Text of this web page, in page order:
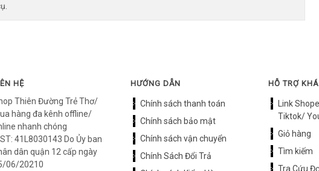
HỆ
Thiên Đường Trẻ Thơ/
hàng đa kênh offline/
nhanh chóng
41L8030143 Do Ủy ban
dân quận 12 cấp ngày
06/20210
HƯỚNG DẪN
Chính sách thanh toán
Chính sách bảo mật
Chính sách vận chuyển
Chính Sách Đổi Trả
HỖ TRỢ
Link
Tiktok/
Giỏ hàng
Tìm kiếm
Tra Cứu